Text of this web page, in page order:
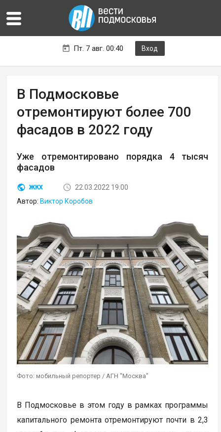
Пт. 7 авг. 00:40 Вход
В Подмосковье
отремонтируют более 700
фасадов в 2022 году
Уже отремонтировано порядка 4 тысяч
фасадов
ЖКХ
22.03.2022 19:00
Автор: Виктор Коробов
Фото: мобильный репортер / АГН "Москва"
В Подмосковье в этом году в рамках программы
капитального ремонта отремонтируют почти в 2,3